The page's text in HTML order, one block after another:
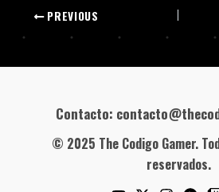
PREVIOUS
Contacto:
© 2025 The Codigo Gamer.
reservados.